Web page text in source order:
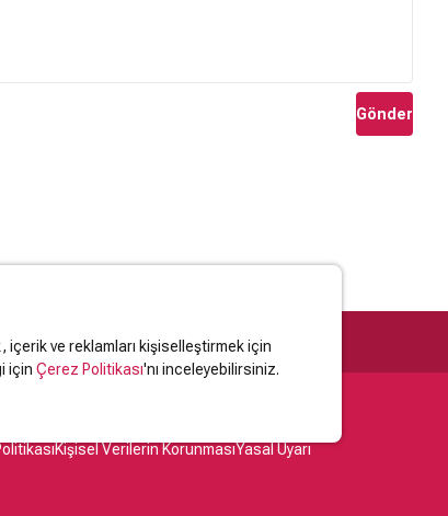
Gönder
içerik ve reklamları kişiselleştirmek için
için Çerez Politikası'nı inceleyebilirsiniz.
Kişisel Verilerin KorunmasıYasal Uyarı